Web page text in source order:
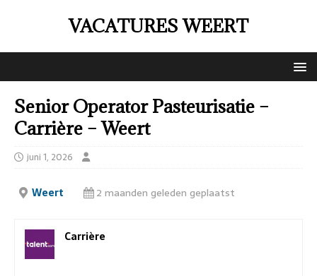
VACATURES WEERT
Senior Operator Pasteurisatie –
Carrière – Weert
juni 1, 2026
Weert 2 maanden geleden geplaatst
Carrière